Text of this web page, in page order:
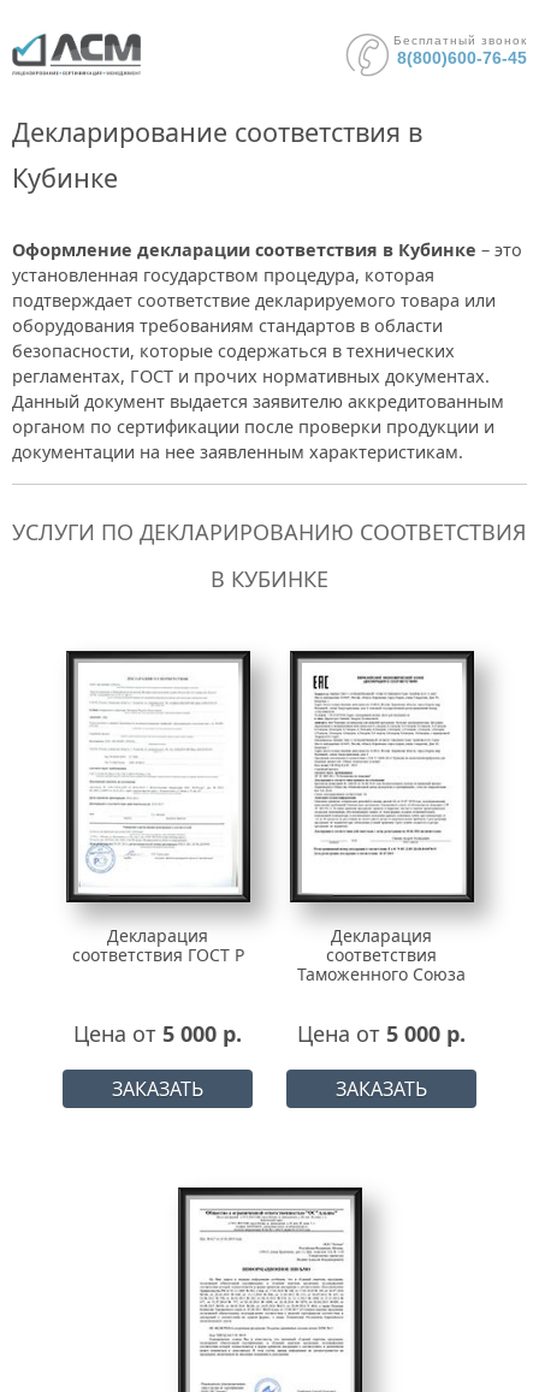
Бесплатный звонок
8(800)600-76-45
Декларирование соответствия в
Кубинке
Оформление декларации соответствия в Кубинке – это
установленная государством процедура, которая
подтверждает соответствие декларируемого товара или
оборудования требованиям стандартов в области
безопасности, которые содержаться в технических
регламентах, ГОСТ и прочих нормативных документах.
Данный документ выдается заявителю аккредитованным
органом по сертификации после проверки продукции и
документации на нее заявленным характеристикам.
УСЛУГИ ПО ДЕКЛАРИРОВАНИЮ СООТВЕТСТВИЯ
В КУБИНКЕ
Декларация
соответствия ГОСТ Р
Цена от 5 000 р.
ЗАКАЗАТЬ
Декларация
соответствия
Таможенного Союза
Цена от 5 000 р.
ЗАКАЗАТЬ